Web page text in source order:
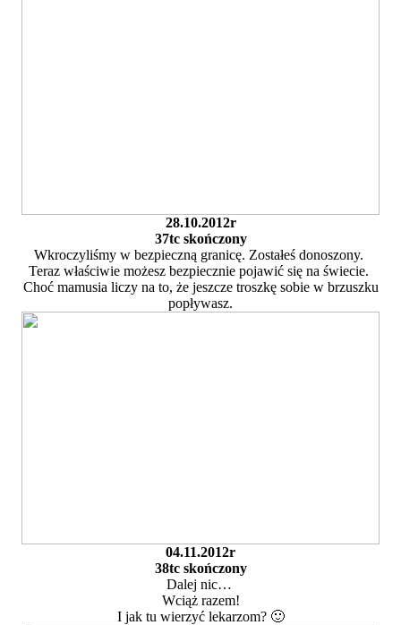
28.10.2012r
37tc skończony
Wkroczyliśmy w bezpieczną granicę. Zostałeś donoszony.
Teraz właściwie możesz bezpiecznie pojawić się na świecie.
Choć mamusia liczy na to, że jeszcze troszkę sobie w brzuszku
popływasz.
04.11.2012r
38tc skończony
Dalej nic…
Wciąż razem!
I jak tu wierzyć lekarzom? 🙂